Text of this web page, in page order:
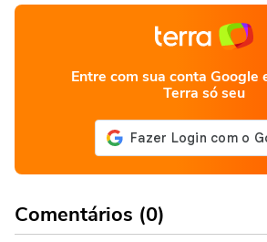
Entre com sua conta Google
Terra só seu
Comentários (0)